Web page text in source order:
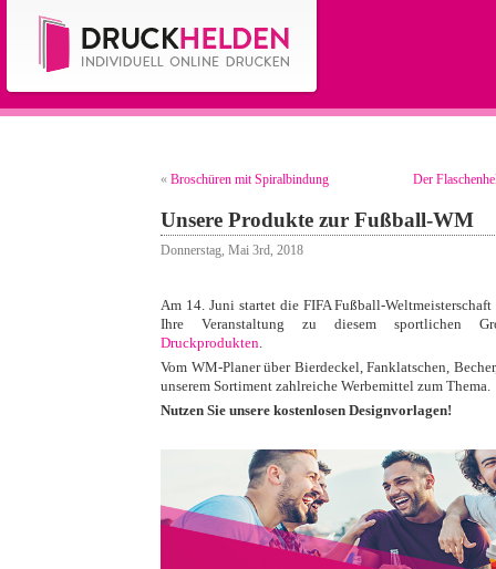
« Broschüren mit Spiralbindung Der
Unsere Produkte zur Fußball-WM
Donnerstag, Mai 3rd, 2018
Am 14. Juni startet die FIFA Fußball-
Ihre Veranstaltung zu diesem sportlichen
Druckprodukten.
Vom WM-Planer über Bierdeckel, Fanklatschen,
unserem Sortiment zahlreiche Werbemittel zum Thema.
Nutzen Sie unsere kostenlosen Designvorlagen!